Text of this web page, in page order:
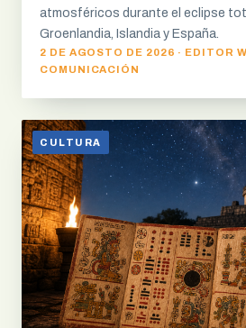
atmosféricos durante el eclipse
Groenlandia, Islandia y España.
2 DE AGOSTO DE 2026 · EDITOR
COMUNICACIÓN
CULTURA